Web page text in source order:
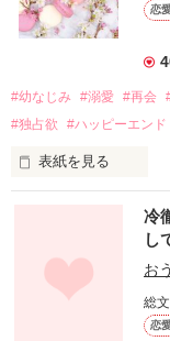
恋
#幼なじみ #溺愛 #再会
#独占欲
#ハッピーエンド
表紙を見る
幼なじみの哲平に
しかし、ある出来
関係修復もできな
引っ越すことにな
冷
し
お
総
恋